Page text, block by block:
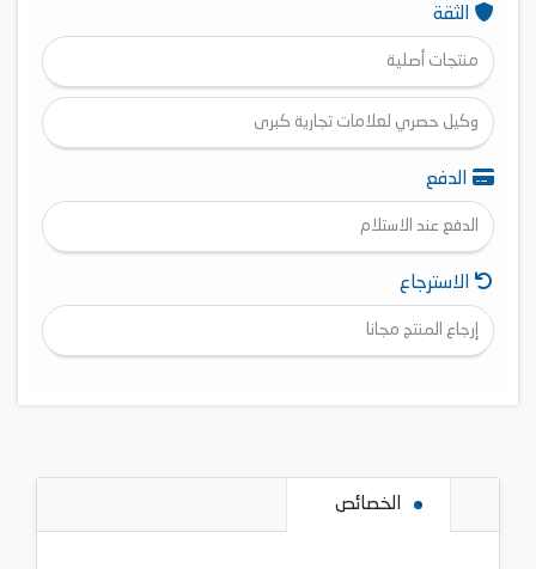
الثقة
منتجات أصلية
وكيل حصري لعلامات تجارية كبرى
الدفع
الدفع عند الاستلام
الاسترجاع
إرجاع المنتج مجانا
الخصائص